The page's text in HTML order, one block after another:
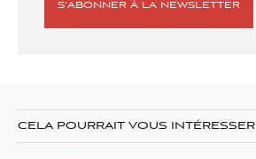
S’ABONNER À LA NEWSLETTER
CELA POURRAIT VOUS INTÉRESSER